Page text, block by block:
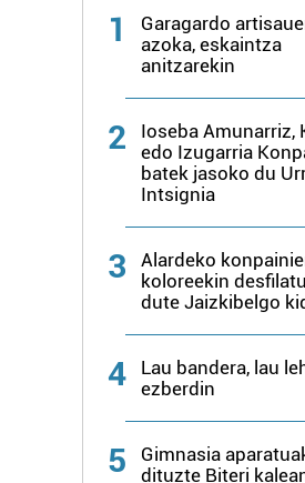
1
Garagardo
azoka, eskaintza
anitzarekin
2
Ioseba Amunarriz,
edo Izugarria
batek jasoko du
Intsignia
3
Alardeko
koloreekin
dute Jaizkibelgo
4
Lau bandera, lau
ezberdin
5
Gimnasia
dituzte Biteri